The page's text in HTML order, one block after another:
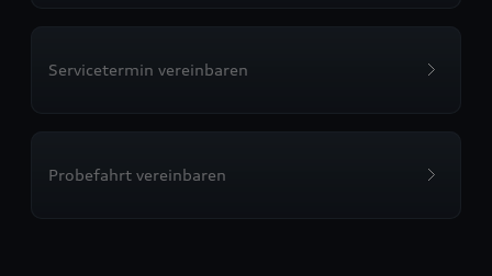
Servicetermin vereinbaren
Probefahrt vereinbaren